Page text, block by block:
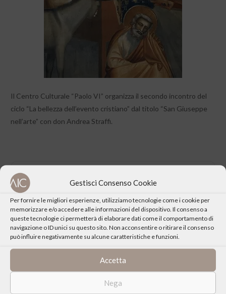
Gestisci Consenso Cookie
Per fornire le migliori esperienze, utilizziamo tecnologie come i cookie per
memorizzare e/o accedere alle informazioni del dispositivo. Il consenso a
queste tecnologie ci permetterà di elaborare dati come il comportamento di
navigazione o ID unici su questo sito. Non acconsentire o ritirare il consenso
può influire negativamente su alcune caratteristiche e funzioni.
Accetta
Nega
Il Centro Culturale “Paolo VI” organizza il secondo incontro del
ciclo “La bellezza dell’evento cristiano” dal titolo “San Giuseppe
nell’arte” con don Andrea Straffi.
CONDIVIDI QUESTO EVENTO